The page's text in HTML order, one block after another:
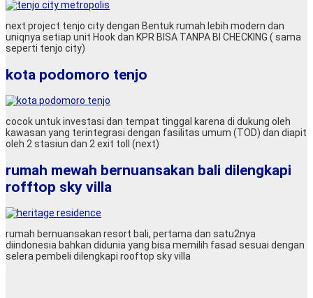
next project tenjo city dengan Bentuk rumah lebih modern dan
uniqnya setiap unit Hook dan KPR BISA TANPA BI CHECKING ( sama
seperti tenjo city)
kota podomoro tenjo
cocok untuk investasi dan tempat tinggal karena di dukung oleh
kawasan yang terintegrasi dengan fasilitas umum (TOD) dan diapit
oleh 2 stasiun dan 2 exit toll (next)
rumah mewah bernuansakan bali dilengkapi
rofftop sky villa
rumah bernuansakan resort bali, pertama dan satu2nya
diindonesia bahkan didunia yang bisa memilih fasad sesuai dengan
selera pembeli dilengkapi rooftop sky villa